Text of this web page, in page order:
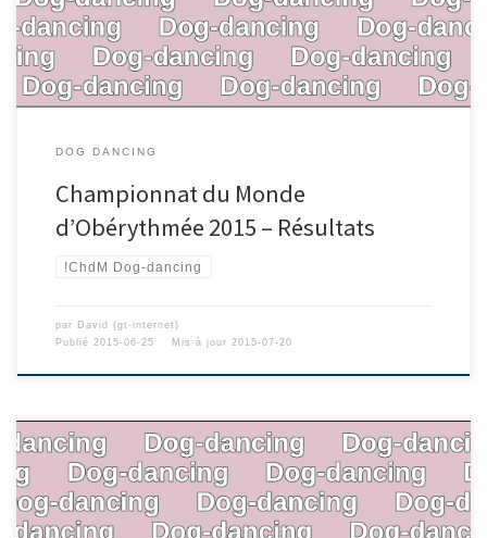
DOG DANCING
Championnat du Monde
d’Obérythmée 2015 – Résultats
!ChdM Dog-dancing
par David (gt-internet)
Publié 2015-06-25 Mis à jour 2015-07-20